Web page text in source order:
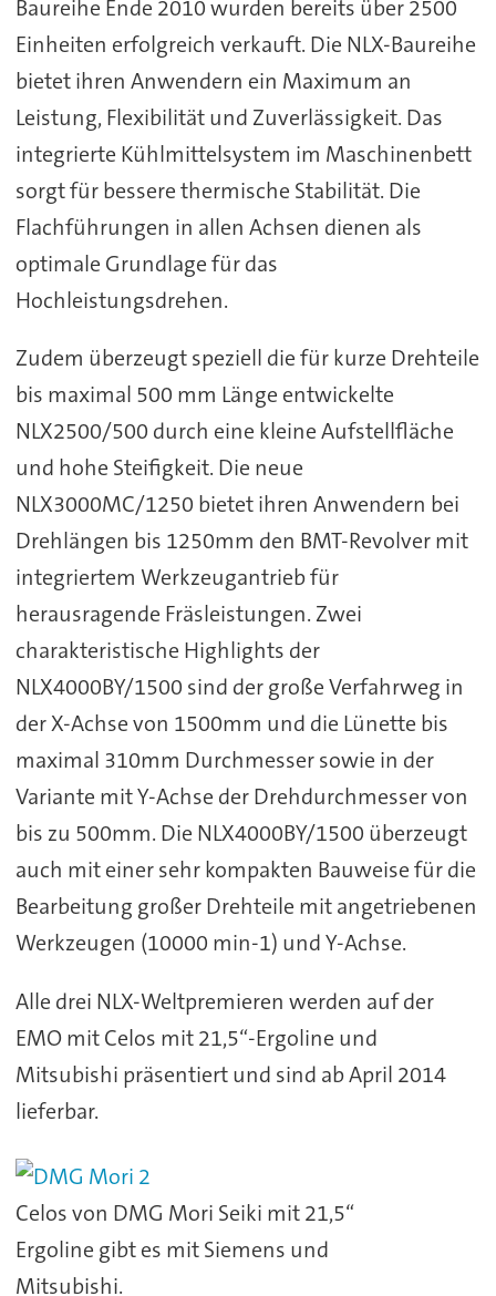
Baureihe Ende 2010 wurden bereits über 2500
Einheiten erfolgreich verkauft. Die NLX-Baureihe
bietet ihren Anwendern ein Maximum an
Leistung, Flexibilität und Zuverlässigkeit. Das
integrierte Kühlmittelsystem im Maschinenbett
sorgt für bessere thermische Stabilität. Die
Flachführungen in allen Achsen dienen als
optimale Grundlage für das
Hochleistungsdrehen.
Zudem überzeugt speziell die für kurze Drehteile
bis maximal 500 mm Länge entwickelte
NLX2500/500 durch eine kleine Aufstellfläche
und hohe Steifigkeit. Die neue
NLX3000MC/1250 bietet ihren Anwendern bei
Drehlängen bis 1250mm den BMT-Revolver mit
integriertem Werkzeugantrieb für
herausragende Fräsleistungen. Zwei
charakteristische Highlights der
NLX4000BY/1500 sind der große Verfahrweg in
der X-Achse von 1500mm und die Lünette bis
maximal 310mm Durchmesser sowie in der
Variante mit Y-Achse der Drehdurchmesser von
bis zu 500mm. Die NLX4000BY/1500 überzeugt
auch mit einer sehr kompakten Bauweise für die
Bearbeitung großer Drehteile mit angetriebenen
Werkzeugen (10000 min-1) und Y-Achse.
Alle drei NLX-Weltpremieren werden auf der
EMO mit Celos mit 21,5“-Ergoline und
Mitsubishi präsentiert und sind ab April 2014
lieferbar.
Celos von DMG Mori Seiki mit 21,5“
Ergoline gibt es mit Siemens und
Mitsubishi.